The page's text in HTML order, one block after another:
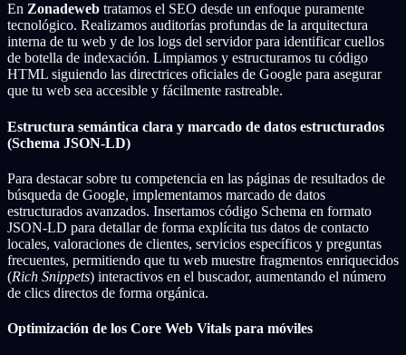
En Zonadeweb tratamos el SEO desde un enfoque puramente
tecnológico. Realizamos auditorías profundas de la arquitectura
interna de tu web y de los logs del servidor para identificar cuellos
de botella de indexación. Limpiamos y estructuramos tu código
HTML siguiendo las directrices oficiales de Google para asegurar
que tu web sea accesible y fácilmente rastreable.
Estructura semántica clara y marcado de datos estructurados
(Schema JSON-LD)
Para destacar sobre tu competencia en las páginas de resultados de
búsqueda de Google, implementamos marcado de datos
estructurados avanzados. Insertamos código Schema en formato
JSON-LD para detallar de forma explícita tus datos de contacto
locales, valoraciones de clientes, servicios específicos y preguntas
frecuentes, permitiendo que tu web muestre fragmentos enriquecidos
(Rich Snippets) interactivos en el buscador, aumentando el número
de clics directos de forma orgánica.
Optimización de los Core Web Vitals para móviles